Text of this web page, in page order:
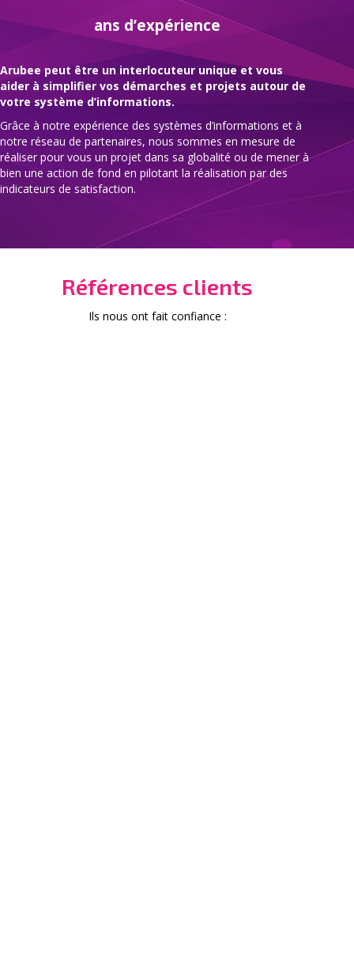
ans d’expérience
Arubee peut être un interlocuteur unique et vous
aider à simplifier vos démarches et projets autour de
votre système d’informations.
Grâce à notre expérience des systèmes d’informations et à
notre réseau de partenaires, nous sommes en mesure de
réaliser pour vous un projet dans sa globalité ou de mener à
bien une action de fond en pilotant la réalisation par des
indicateurs de satisfaction.
Références clients
Ils nous ont fait confiance :